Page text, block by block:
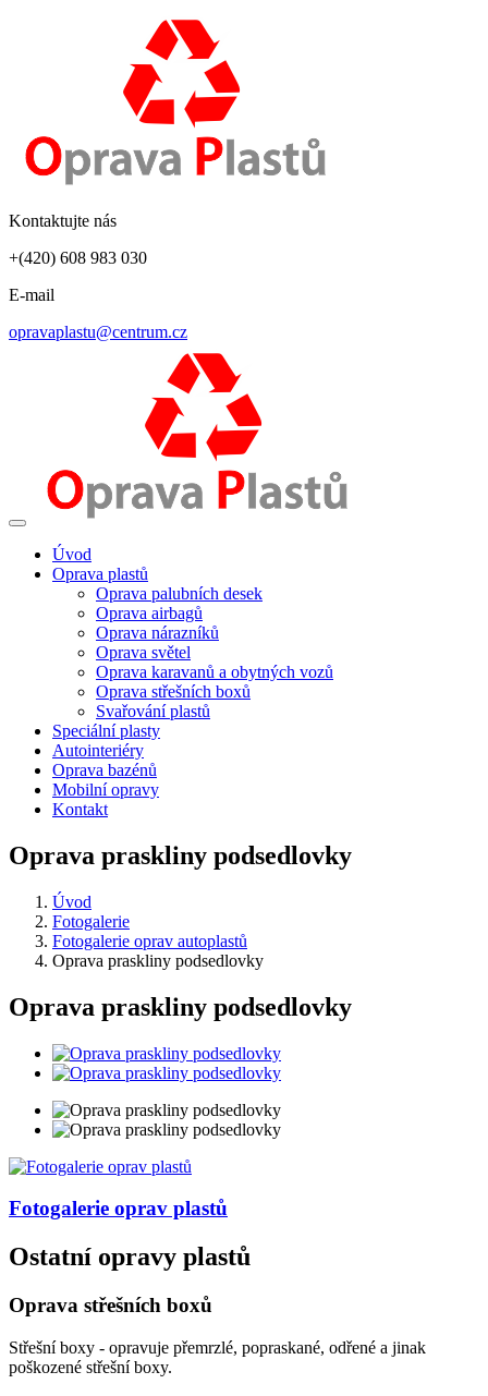
Kontaktujte nás
+(420) 608 983 030
E-mail
opravaplastu@centrum.cz
Úvod
Oprava plastů
Oprava palubních desek
Oprava airbagů
Oprava nárazníků
Oprava světel
Oprava karavanů a obytných vozů
Oprava střešních boxů
Svařování plastů
Speciální plasty
Autointeriéry
Oprava bazénů
Mobilní opravy
Kontakt
Oprava praskliny podsedlovky
Úvod
Fotogalerie
Fotogalerie oprav autoplastů
Oprava praskliny podsedlovky
Oprava praskliny podsedlovky
Fotogalerie oprav plastů
Ostatní opravy plastů
Oprava střešních boxů
Střešní boxy - opravuje přemrzlé, popraskané, odřené a jinak
poškozené střešní boxy.